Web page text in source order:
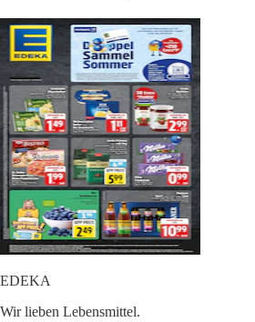
EDEKA
Wir lieben Lebensmittel.